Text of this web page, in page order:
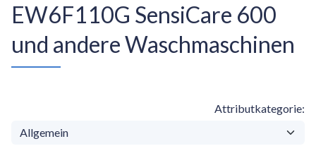
EW6F110G SensiCare 600
und andere Waschmaschinen
Attributkategorie